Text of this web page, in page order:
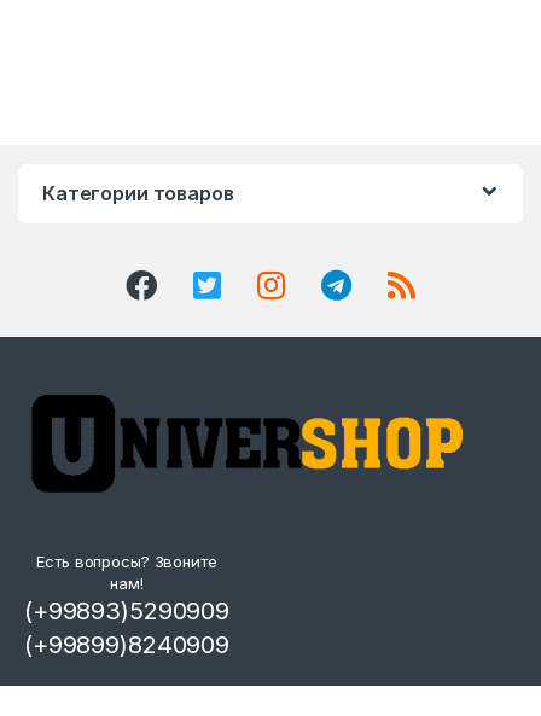
Категории товаров
Есть вопросы? Звоните
нам!
(+99893)5290909
(+99899)8240909